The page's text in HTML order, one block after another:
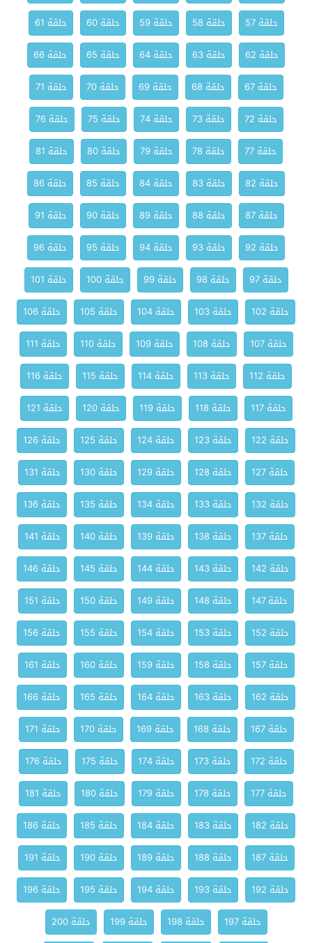
حلقة 57
حلقة 58 حلقة 59 حلقة 60
حلقة 61
حلقة 62
حلقة 63 حلقة 64 حلقة 65
حلقة 66
حلقة 67
حلقة 68 حلقة 69 حلقة 70
حلقة 71
حلقة 72
حلقة 73 حلقة 74 حلقة 75
حلقة 76
حلقة 77
حلقة 78 حلقة 79 حلقة 80
حلقة 81
حلقة 82
حلقة 83 حلقة 84 حلقة 85
حلقة 86
حلقة 87
حلقة 88 حلقة 89 حلقة 90
حلقة 91
حلقة 92
حلقة 93 حلقة 94 حلقة 95
حلقة 96
حلقة 97
حلقة 98 حلقة 99 حلقة 100
حلقة 101
حلقة 102
حلقة 103 حلقة 104 حلقة 105
حلقة 106
حلقة 107
حلقة 108 حلقة 109 حلقة 110
حلقة 111
حلقة 112
حلقة 113 حلقة 114 حلقة 115
حلقة 116
حلقة 117
حلقة 118 حلقة 119 حلقة 120
حلقة 121
حلقة 122
حلقة 123 حلقة 124 حلقة 125
حلقة 126
حلقة 127
حلقة 128 حلقة 129 حلقة 130
حلقة 131
حلقة 132
حلقة 133 حلقة 134 حلقة 135
حلقة 136
حلقة 137
حلقة 138 حلقة 139 حلقة 140
حلقة 141
حلقة 142
حلقة 143 حلقة 144 حلقة 145
حلقة 146
حلقة 147
حلقة 148 حلقة 149 حلقة 150
حلقة 151
حلقة 152
حلقة 153 حلقة 154 حلقة 155
حلقة 156
حلقة 157
حلقة 158 حلقة 159 حلقة 160
حلقة 161
حلقة 162
حلقة 163 حلقة 164 حلقة 165
حلقة 166
حلقة 167
حلقة 168 حلقة 169 حلقة 170
حلقة 171
حلقة 172
حلقة 173 حلقة 174 حلقة 175
حلقة 176
حلقة 177
حلقة 178 حلقة 179 حلقة 180
حلقة 181
حلقة 182
حلقة 183 حلقة 184 حلقة 185
حلقة 186
حلقة 187
حلقة 188 حلقة 189 حلقة 190
حلقة 191
حلقة 192
حلقة 193 حلقة 194 حلقة 195
حلقة 196
حلقة 197
حلقة 198 حلقة 199 حلقة 200